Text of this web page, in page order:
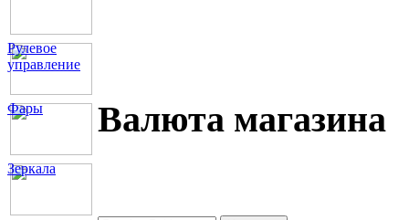
Рулевое
управление
Фары
Зеркала
Валюта магазина